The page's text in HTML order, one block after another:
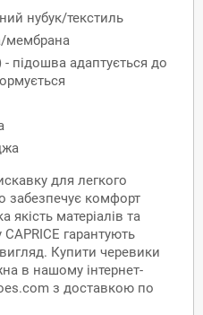
нубук/текстиль
мембрана
підошва адаптується до
для легкого
забезпечує комфорт
якість матеріалів та
гарантують
Купити черевики
в нашому інтернет-
з доставкою по